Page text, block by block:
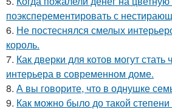
поэксперементировать с
6. Не постеснялся смелых
король.
7. Как дверки для котов могут стать
интерьера в современном доме.
8. А вы говорите, что в однушке
9. Как можно было до такой степени